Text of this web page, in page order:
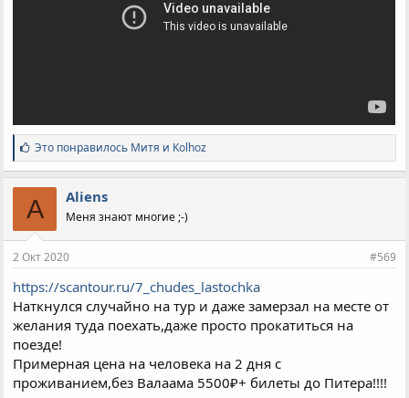
С
и
м
п
а
т
и
:
Это понравилось Митя и Kolhoz
A Aliens
Меня знают многие ;-)
2 Окт 2020 #569
https://scantour.ru/7_chudes_lastochka
Наткнулся случайно на тур и даже замерзал на месте от
желания туда поехать,даже просто прокатиться на
поезде!
Примерная цена на человека на 2 дня с
проживанием,без Валаама 5500₽+ билеты до Питера!!!!